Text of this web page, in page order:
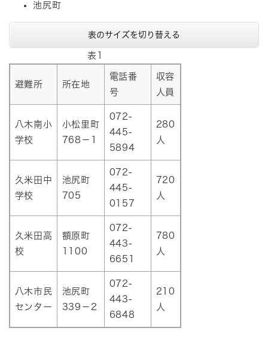
池尻町
表のサイズを切り替える
表1
避難所 所在地
電話番
号
収容
人員
八木南小
学校
小松里町
768－1
072-
445-
5894
280
人
久米田中
学校
池尻町
705
072-
445-
0157
720
人
久米田高
校
額原町
1100
072-
443-
6651
780
人
八木市民
センター
池尻町
339－2
072-
443-
6848
210
人